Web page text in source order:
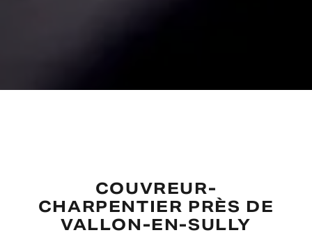
COUVREUR-
CHARPENTIER PRÈS DE
VALLON-EN-SULLY